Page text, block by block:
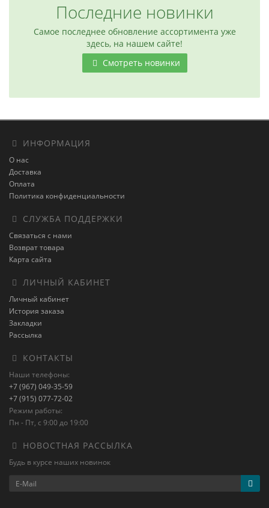
Последние новинки
Самое последнее обновление ассортимента уже
здесь, на нашем сайте!
Смотреть новинки
ИНФОРМАЦИЯ
О нас
Доставка
Оплата
Политика конфиденциальности
СЛУЖБА ПОДДЕРЖКИ
Связаться с нами
Возврат товара
Карта сайта
ЛИЧНЫЙ КАБИНЕТ
Личный кабинет
История заказа
Закладки
Рассылка
КОНТАКТЫ
Наши телефоны:
+7 (967) 049-35-59
+7 (915) 077-72-02
Режим работы:
Пн - Пт, с 9:00 до 19:00
НОВОСТНАЯ РАССЫЛКА
Будь в курсе наших новинок